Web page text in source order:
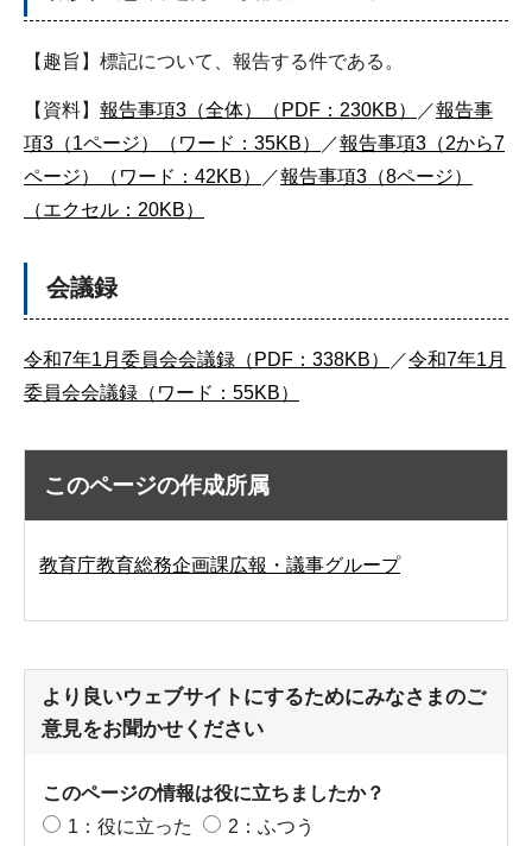
【趣旨】標記について、報告する件である。
【資料】 報告事項3（全体）（PDF：230KB） ／報告事
項3（1ページ）（ワード：35KB）
／報告事項3（2から7
ページ）（ワード：42KB）
／報告事項3（8ページ）
（エクセル：20KB）
会議録
令和7年1月委員会会議録（PDF：338KB） ／令和7年1月
委員会会議録（ワード：55KB）
このページの作成所属
教育庁教育総務企画課広報・議事グループ
より良いウェブサイトにするためにみなさまのご
意見をお聞かせください
このページの情報は役に立ちましたか？
1：役に立った
2：ふつう